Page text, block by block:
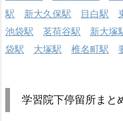
駅
新大久保駅 目白駅
池袋駅
茗荷谷駅 新大塚
袋駅
大塚駅 椎名町駅
学習院下停留所まと